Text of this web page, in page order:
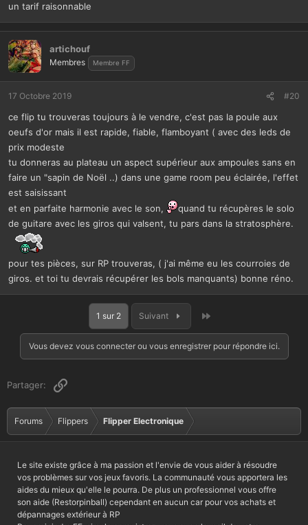
un tarif raisonnable
artichouf
Membres Membre FF
17 Octobre 2019 #20
ce flip tu trouveras toujours à le vendre, c'est pas la poule aux
oeufs d'or mais il est rapide, fiable, flamboyant ( avec des leds de
prix modeste
tu donneras au plateau un aspect supérieur aux ampoules sans en
faire un "sapin de Noël ..) dans une game room peu éclairée, l'effet
est saisissant
et en parfaite harmonie avec le son,
quand tu récupères le solo
de guitare avec les giros qui valsent, tu pars dans la stratosphère.
pour tes pièces, sur RP trouveras, ( j'ai même eu les courroies de
giros. et toi tu devrais récupérer les bols manquants) bonne réno.
1 sur 2 Suivant
Vous devez vous connecter ou vous enregistrer pour répondre ici.
Partager: Lien
Forums Flippers Flipper Electronique
Le site existe grâce à ma passion et l'envie de vous aider à résoudre
vos problèmes sur vos jeux favoris. La communauté vous apportera les
aides du mieux qu'elle le pourra. De plus un professionnel vous offre
son aide (Restorpinball) cependant en aucun car pour vos achats et
dépannages extérieur à RP